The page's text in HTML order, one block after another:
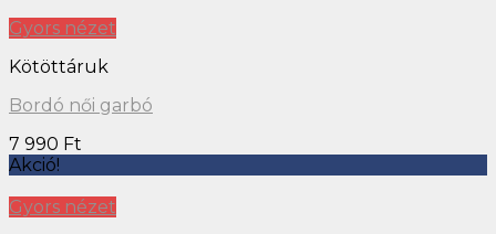
Gyors nézet
Kötöttáruk
Bordó női garbó
7 990 Ft
Akció!
Gyors nézet